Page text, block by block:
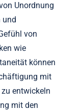
Unordnung
und
von
wie
können
mit
entwickeln
mit den